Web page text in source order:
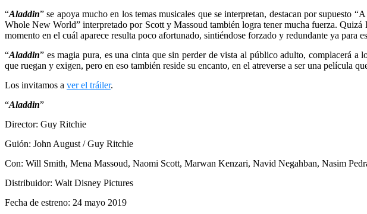
“Aladdin” se apoya mucho en los temas musicales que se interpretan, destacan por
Whole New World” interpretado por Scott y Massoud también logra tener mucha fuerza.
momento en el cuál aparece resulta poco afortunado, sintiéndose forzado y redundante ya para
“Aladdin” es magia pura, es una cinta que sin perder de vista al público adulto, complacerá
que ruegan y exigen, pero en eso también reside su encanto, en el atreverse a ser una película
Los invitamos a ver el tráiler.
“Aladdin”
Director: Guy Ritchie
Guión: John August / Guy Ritchie
Con: Will Smith, Mena Massoud, Naomi Scott, Marwan Kenzari, Navid Negahban, Nasim
Distribuidor: Walt Disney Pictures
Fecha de estreno: 24 mayo 2019